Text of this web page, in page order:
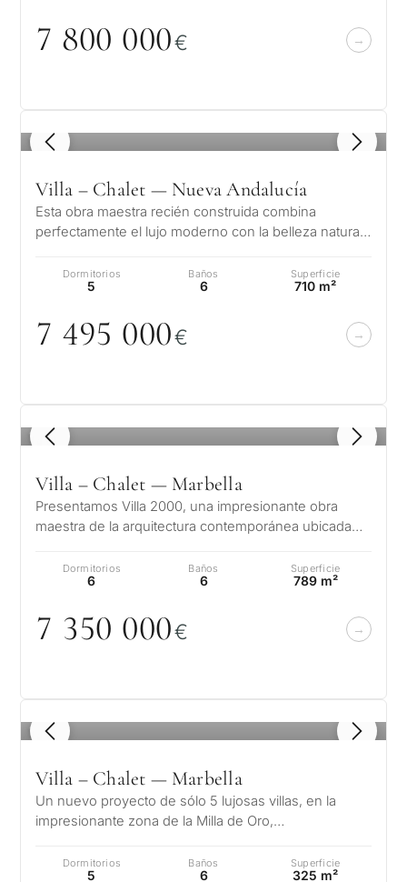
7 800 000€
1 / 8
Villa – Chalet — Nueva Andalucía
Esta obra maestra recién construida combina
perfectamente el lujo moderno con la belleza natural.
Dormitorios
5
Baños
6
Superficie
710 m²
7 495 000€
1 / 8
Villa – Chalet — Marbella
Presentamos Villa 2000, una impresionante obra
maestra de la arquitectura contemporánea ubicada
Dormitorios
6
Baños
6
Superficie
789 m²
7 350 000€
1 / 8
Villa – Chalet — Marbella
Un nuevo proyecto de sólo 5 lujosas villas, en la
impresionante zona de la Milla de Oro,
Dormitorios
5
Baños
6
Superficie
325 m²